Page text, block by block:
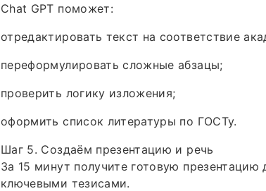
Chat GPT поможет:
отредактировать текст на соответствие
переформулировать сложные абзацы;
проверить логику изложения;
оформить список литературы по ГОСТу.
Шаг 5. Создаём презентацию и речь
За 15 минут получите готовую
ключевыми тезисами.